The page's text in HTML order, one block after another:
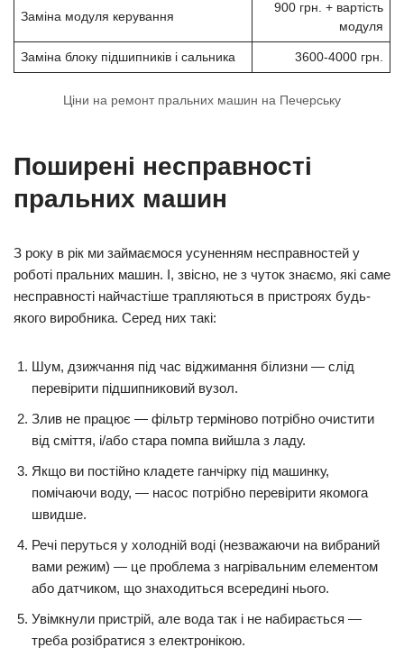
Заміна модуля керування
900 грн. + вартість
модуля
Заміна блоку підшипників і сальника 3600-4000 грн.
Ціни на ремонт пральних машин на Печерську
Поширені несправності
пральних машин
З року в рік ми займаємося усуненням несправностей у
роботі пральних машин. І, звісно, не з чуток знаємо, які саме
несправності найчастіше трапляються в пристроях будь-
якого виробника. Серед них такі:
Шум, дзижчання під час віджимання білизни — слід
перевірити підшипниковий вузол.
Злив не працює — фільтр терміново потрібно очистити
від сміття, і/або стара помпа вийшла з ладу.
Якщо ви постійно кладете ганчірку під машинку,
помічаючи воду, — насос потрібно перевірити якомога
швидше.
Речі перуться у холодній воді (незважаючи на вибраний
вами режим) — це проблема з нагрівальним елементом
або датчиком, що знаходиться всередині нього.
Увімкнули пристрій, але вода так і не набирається —
треба розібратися з електронікою.